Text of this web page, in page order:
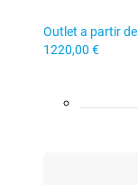
Outlet a partir de
1220,00 €